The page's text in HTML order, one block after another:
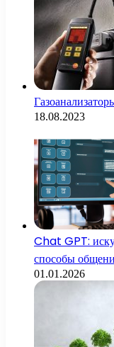
18.08.2023
Chat GPT:
способы
01.01.2026